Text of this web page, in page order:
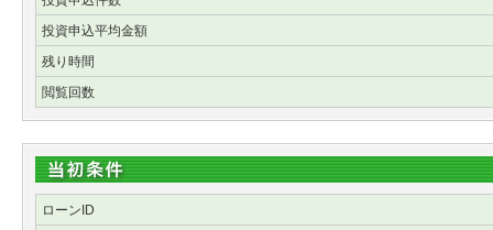
投資申込平均金額
残り時間
閲覧回数
ローンID